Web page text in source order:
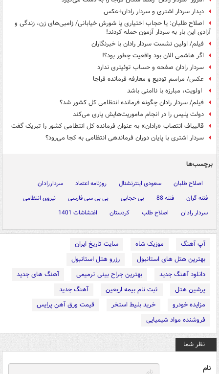
دیدار سردار اشتری و سردار رادان+عکس
اصلاح طلبان: یا حجاب اختیاری یا شورش خیابانی/ زامبی‌های زن، زندگی و
آزادی این بار به سردار آزمون حمله کردند!
فیلم/ اولین نشست سردار رادان با خبرنگاران
اگر هاشمی الان بود واقعیت چطور بود؟!
سردار رادان صفحه و حساب توئیتری ندارد
عکس/ مراسم تودیع و معارفه فرمانده فراجا
اولویت، مبارزه با ناامنی باشد
فیلم/ سردار رادان چگونه فرمانده انتظامی کل کشور شد؟
دولت پلیس را در انجام ماموریت‌هایش یاری می‌کند
قالیباف انتصاب «رادان» به عنوان فرمانده کل انتظامی کشور را تبریک گفت
سردار اشتری با پایان دوران فرماندهی انتظامی به کجا می‌رود؟
برچسب‌ها
اصلاح طلبان سعودی اینترنشنال روزنامه اعتماد
سرداررادان
فتنه گران
فتنه 88 بی حجابی بی بی سی فارسی
نیروی انتظامی
سردار رادان
اصلاح طلب کردستان اغتشاشات 1401
آپ آهنگ موزیک شاه
سایت تاریخ ایران
بهترین هتل های استانبول
رزرو هتل استانبول
دانلود آهنگ جدید
بهترین جراح بینی ترمیمی
آهنگ های جدید
پرشین هتل
ثبت نام بیمه اربعین
آهنگ جدید
مزایده خودرو
خرید بلیط استخر
قیمت ورق آهن پرایس
فروشنده مواد شیمیایی
نظر شما
نام